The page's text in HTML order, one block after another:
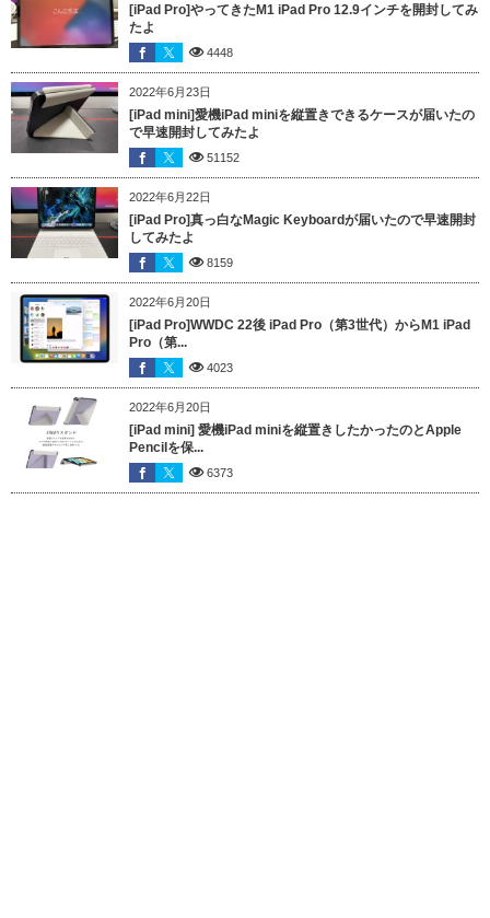
[iPad Pro]やってきたM1 iPad Pro 12.9インチを開封してみ
たよ
4448
2022年6月23日
[iPad mini]愛機iPad miniを縦置きできるケースが届いたの
で早速開封してみたよ
51152
2022年6月22日
[iPad Pro]真っ白なMagic Keyboardが届いたので早速開封
してみたよ
8159
2022年6月20日
[iPad Pro]WWDC 22後 iPad Pro（第3世代）からM1 iPad
Pro（第...
4023
2022年6月20日
[iPad mini] 愛機iPad miniを縦置きしたかったのとApple
Pencilを保...
6373